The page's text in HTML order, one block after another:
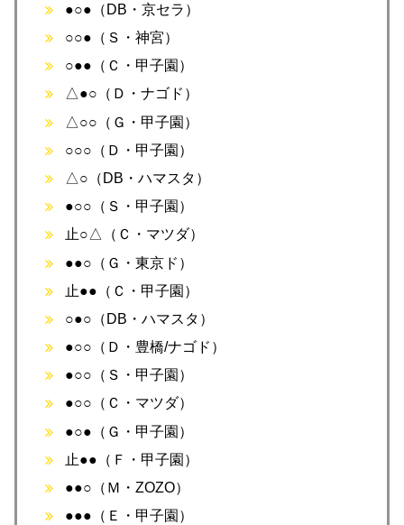
●○●（DB・京セラ）
○○●（Ｓ・神宮）
○●●（Ｃ・甲子園）
△●○（Ｄ・ナゴド）
△○○（Ｇ・甲子園）
○○○（Ｄ・甲子園）
△○（DB・ハマスタ）
●○○（Ｓ・甲子園）
止○△（Ｃ・マツダ）
●●○（Ｇ・東京ド）
止●●（Ｃ・甲子園）
○●○（DB・ハマスタ）
●○○（Ｄ・豊橋/ナゴド）
●○○（Ｓ・甲子園）
●○○（Ｃ・マツダ）
●○●（Ｇ・甲子園）
止●●（Ｆ・甲子園）
●●○（Ｍ・ZOZO）
●●●（Ｅ・甲子園）